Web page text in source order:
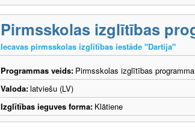
Pirmsskolas izglītības
Iecavas pirmsskolas izglītības iestāde "Dartija"
Programmas veids: Pirmsskolas izglītības
Valoda:latviešu (LV)
Izglītības ieguves forma: Klātiene